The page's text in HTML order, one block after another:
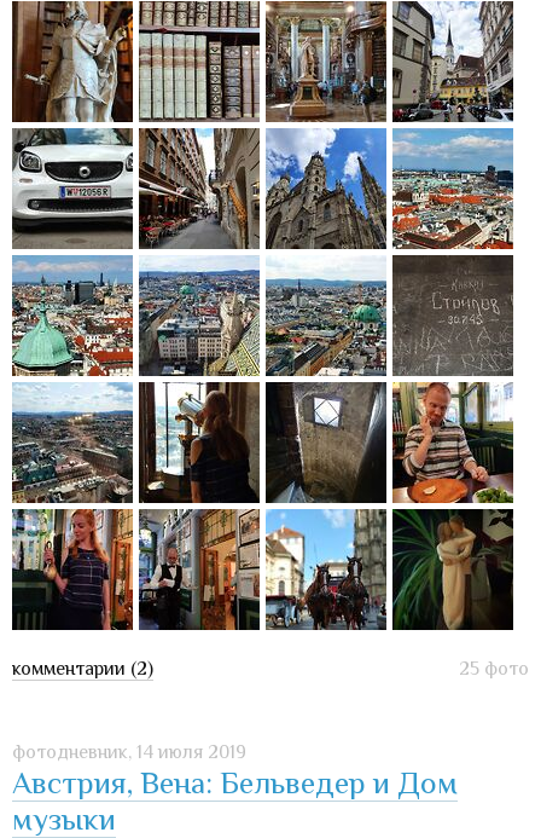
комментарии (2) 25 фото
фотодневник, 14 июля 2019
Австрия, Вена: Бельведер и Дом
музыки